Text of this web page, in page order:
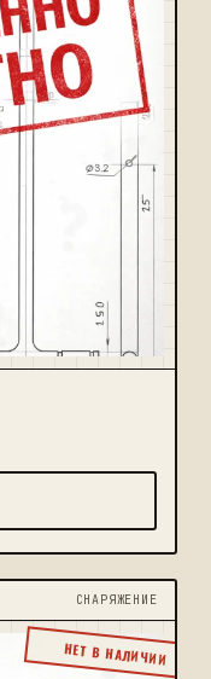
CНАРЯЖЕНИЕ
НЕТ В НАЛИЧИИ